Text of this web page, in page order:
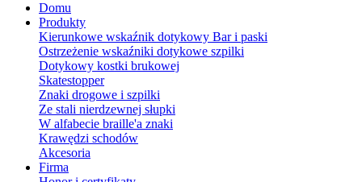
Domu
Produkty
Kierunkowe wskaźnik dotykowy Bar i paski
Ostrzeżenie wskaźniki dotykowe szpilki
Dotykowy kostki brukowej
Skatestopper
Znaki drogowe i szpilki
Ze stali nierdzewnej słupki
W alfabecie braille'a znaki
Krawędzi schodów
Akcesoria
Firma